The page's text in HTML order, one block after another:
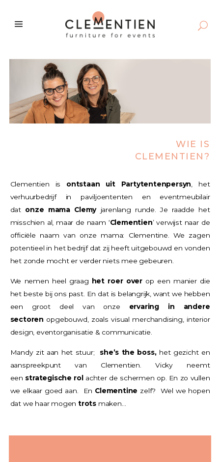
WIE IS
CLEMENTIEN?
Clementien is ontstaan uit Partytentenpersyn , het
verhuurbedrijf in paviljoententen en eventmeubilair
dat onze mama Clemyjarenlang runde. Je raadde het
misschien al, maar de naam ‘Clementien’ verwijst naar de
officiële naam van onze mama: Clementine. We zagen
potentieel in het bedrijf dat zij heeft uitgebouwd en vonden
het zonde mocht er verder niets mee gebeuren.
We nemen heel graag het roer over op een manier die
het beste bij ons past. En dat is belangrijk, want we hebben
een groot deel van onze ervaring in andere
sectoren opgebouwd, zoals visual merchandising, interior
design, eventorganisatie & communicatie.
Mandy zit aan het stuur; she’s the boss,het gezicht en
aanspreekpunt van Clementien. Vicky neemt
een strategische rolachter de schermen op. En zo vullen
we elkaar goed aan. En Clementine zelf? Wel we hopen
dat we haar mogentrots maken…